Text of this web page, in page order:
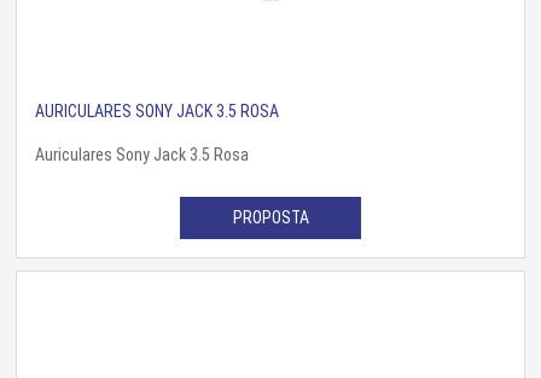
AURICULARES SONY JACK 3.5 ROSA
Auriculares Sony Jack 3.5 Rosa
PROPOSTA